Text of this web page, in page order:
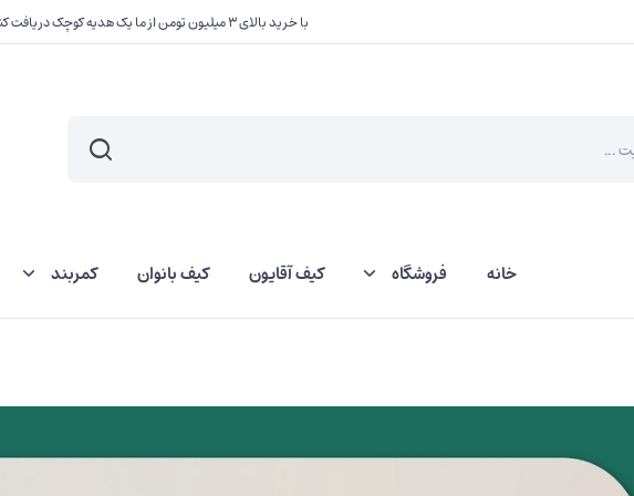
با خرید بالای ۳ میلیون تومن از ما یک هدیه کوچک دریافت کنید
خانه فروشگاه
کلاه
جاکلید و آویز کیف
کیف آقایون کیف بانوان کمربند